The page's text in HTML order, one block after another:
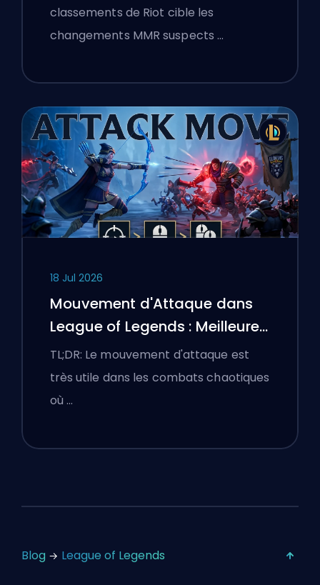
classements de Riot cible les
changements MMR suspects …
18 Jul 2026
Mouvement d'Attaque dans
League of Legends : Meilleures
Configurations
TL;DR: Le mouvement d'attaque est
très utile dans les combats chaotiques
où …
Blog League of Legends